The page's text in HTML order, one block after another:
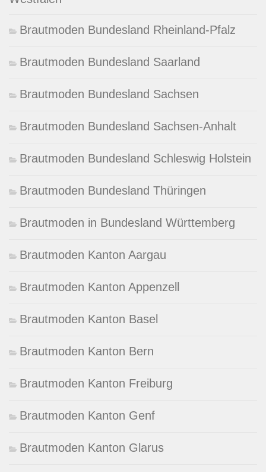
Brautmoden Bundesland Rheinland-Pfalz
Brautmoden Bundesland Saarland
Brautmoden Bundesland Sachsen
Brautmoden Bundesland Sachsen-Anhalt
Brautmoden Bundesland Schleswig Holstein
Brautmoden Bundesland Thüringen
Brautmoden in Bundesland Württemberg
Brautmoden Kanton Aargau
Brautmoden Kanton Appenzell
Brautmoden Kanton Basel
Brautmoden Kanton Bern
Brautmoden Kanton Freiburg
Brautmoden Kanton Genf
Brautmoden Kanton Glarus